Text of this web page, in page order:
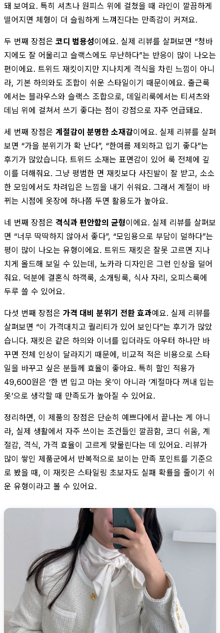
돼 보여요. 특히 셔츠나 원피스 위에 걸쳤을 때 라인이 깔끔하게
떨어지면 체형이 더 슬림하게 느껴진다는 만족감이 커져요.
두 번째 장점은 코디 범용성이에요. 실제 리뷰를 살펴보면 “청바
지에도 잘 어울리고 슬랙스에도 무난하다”는 반응이 많이 나오는
편이에요. 트위드 재킷이지만 지나치게 격식을 차린 느낌이 아니
라, 기본 하의와도 조합이 쉬운 스타일이기 때문이에요. 출근룩
에서는 블라우스와 슬랙스 조합으로, 데일리룩에서는 티셔츠와
데님 위에 걸쳐서 쓰기 좋다는 점이 강점으로 자주 언급돼요.
세 번째 장점은 계절감이 분명한 소재감이에요. 실제 리뷰를 살펴
보면 “가을 분위기가 확 난다”, “한여름 제외하고 입기 좋다”는
후기가 많았습니다. 트위드 소재는 표면감이 있어 룩 전체에 깊
이를 더해줘요. 그냥 평범한 면 재킷보다 사진발이 잘 받고, 소소
한 모임에서도 차려입은 느낌을 내기 쉬워요. 그래서 계절이 바
뀌는 시점에 옷장에 하나쯤 두면 활용도가 높아요.
네 번째 장점은 격식과 편안함의 균형이에요. 실제 리뷰를 살펴보
면 “너무 딱딱하지 않아서 좋다”, “모임용으로 부담이 덜하다”는
평이 많이 나오는 유형이에요. 트위드 재킷은 잘못 고르면 지나
치게 올드해 보일 수 있는데, 노카라 디자인은 그런 인상을 덜어
줘요. 덕분에 결혼식 하객룩, 소개팅룩, 식사 자리, 오피스룩에
두루 쓸 수 있어요.
다섯 번째 장점은 가격 대비 분위기 전환 효과예요. 실제 리뷰를
살펴보면 “이 가격대치고 퀄리티가 있어 보인다”는 후기가 많았
습니다. 재킷은 같은 하의와 이너를 입더라도 아우터 하나만 바
꾸면 전체 인상이 달라지기 때문에, 비교적 적은 비용으로 스타
일을 바꾸고 싶은 분들께 효율이 좋아요. 특히 할인 적용가
49,600원은 ‘한 번 입고 마는 옷’이 아니라 ‘계절마다 꺼내 입는
옷’으로 생각할 때 만족도가 높아질 수 있어요.
정리하면, 이 제품의 장점은 단순히 예쁘다에서 끝나는 게 아니
라, 실제 생활에서 자주 쓰이는 조건들인 깔끔함, 코디 쉬움, 계
절감, 격식, 가격 효율이 고르게 맞물린다는 데 있어요. 리뷰가
많이 쌓인 제품군에서 반복적으로 보이는 만족 포인트를 기준으
로 봤을 때, 이 재킷은 스타일링 초보자도 실패 확률을 줄이기 쉬
운 유형이라고 볼 수 있어요.